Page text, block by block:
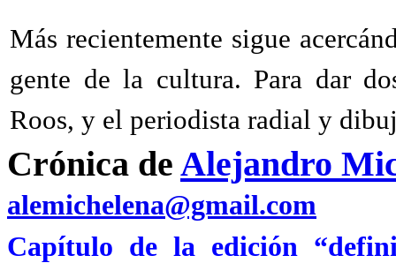
Más recientemente sigue
gente de la cultura. Para dar
Roos, y el periodista radial y
Crónica de Alejandro
alemichelena@gmail.com
Capítulo de la edición